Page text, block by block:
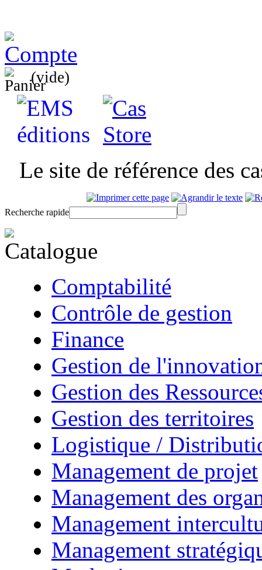
(vide)
Le site de référence des
Recherche rapide
Comptabilité
Contrôle de gestion
Finance
Gestion de
Gestion des
Gestion des territoires
Logistique /
Management de projet
Management des
Management
Management